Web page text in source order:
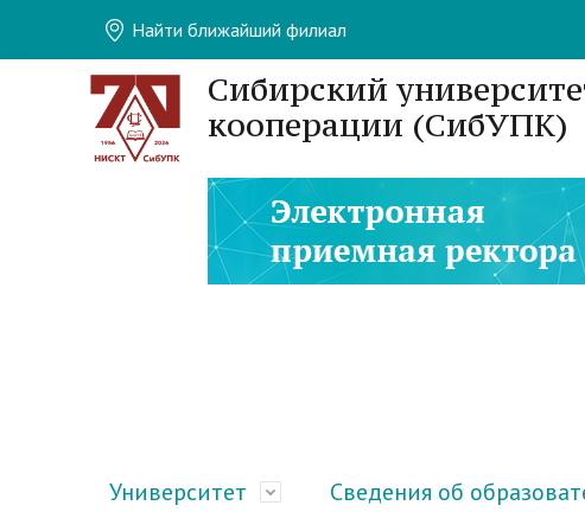
Найти ближайший филиал
Сибирский
кооперации (СибУПК)
Университет Сведения об